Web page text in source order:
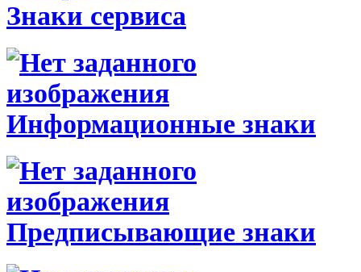
Знаки сервиса
Информационные знаки
Предписывающие знаки